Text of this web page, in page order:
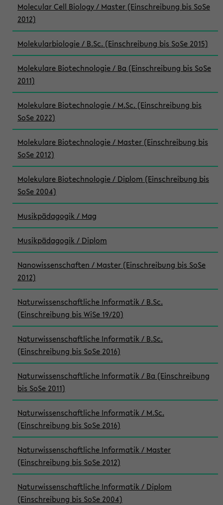
Molecular Cell Biology / Master (Einschreibung bis SoSe
2012)
Molekularbiologie / B.Sc. (Einschreibung bis SoSe 2015)
Molekulare Biotechnologie / Ba (Einschreibung bis SoSe
2011)
Molekulare Biotechnologie / M.Sc. (Einschreibung bis
SoSe 2022)
Molekulare Biotechnologie / Master (Einschreibung bis
SoSe 2012)
Molekulare Biotechnologie / Diplom (Einschreibung bis
SoSe 2004)
Musikpädagogik / Mag
Musikpädagogik / Diplom
Nanowissenschaften / Master (Einschreibung bis SoSe
2012)
Naturwissenschaftliche Informatik / B.Sc.
(Einschreibung bis WiSe 19/20)
Naturwissenschaftliche Informatik / B.Sc.
(Einschreibung bis SoSe 2016)
Naturwissenschaftliche Informatik / Ba (Einschreibung
bis SoSe 2011)
Naturwissenschaftliche Informatik / M.Sc.
(Einschreibung bis SoSe 2016)
Naturwissenschaftliche Informatik / Master
(Einschreibung bis SoSe 2012)
Naturwissenschaftliche Informatik / Diplom
(Einschreibung bis SoSe 2004)